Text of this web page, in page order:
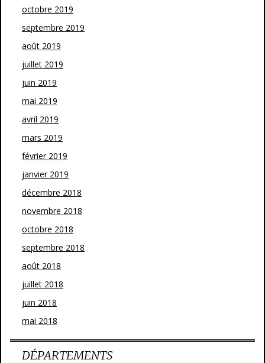
octobre 2019
septembre 2019
août 2019
juillet 2019
juin 2019
mai 2019
avril 2019
mars 2019
février 2019
janvier 2019
décembre 2018
novembre 2018
octobre 2018
septembre 2018
août 2018
juillet 2018
juin 2018
mai 2018
DÉPARTEMENTS